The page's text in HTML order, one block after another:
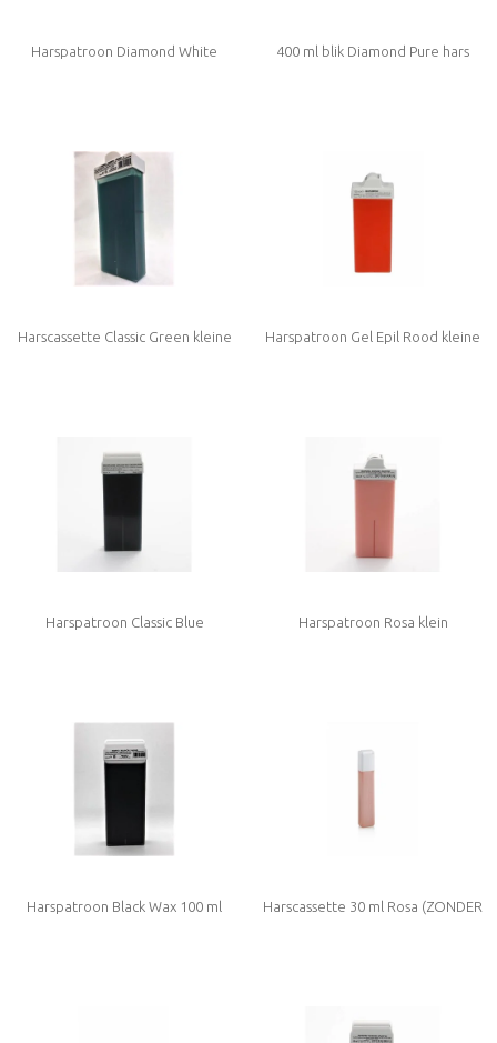
Harspatroon Diamond White 400 ml blik Diamond Pure hars
Harscassette Classic Green kleine Harspatroon Gel Epil Rood kleine
Harspatroon Classic Blue Harspatroon Rosa klein
Harspatroon Black Wax 100 ml Harscassette 30 ml Rosa (ZONDER